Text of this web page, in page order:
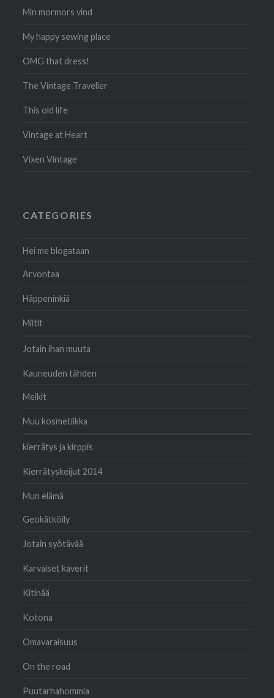
Min mormors vind
My happy sewing place
OMG that dress!
The Vintage Traveller
This old life
Vintage at Heart
Vixen Vintage
CATEGORIES
Hei me blogataan
Arvontaa
Häppeninkiä
Miitit
Jotain ihan muuta
Kauneuden tähden
Meikit
Muu kosmetiikka
kierrätys ja kirppis
Kierrätyskeijut 2014
Mun elämä
Geokätköily
Jotain syötävää
Karvaiset kaverit
Kitinää
Kotona
Omavaraisuus
On the road
Puutarhahommia